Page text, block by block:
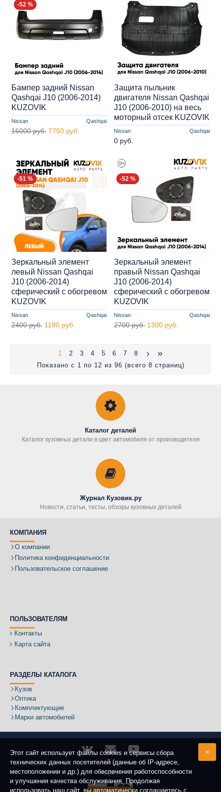
-52 %
Nissan Qashqai
Бампер задний Nissan
Qashqai J10 (2006-2014)
KUZOVIK
16000 руб. 7750 руб. Nissan Qashqai
Защита пыльник
двигателя Nissan Qashqai
J10 (2006-2010) на весь
моторный отсек KUZOVIK
0 руб.
-51 %
Nissan Qashqai
Зеркальный элемент
левый Nissan Qashqai
J10 (2006-2014)
сферический с обогревом
KUZOVIK
2400 руб. 1180 руб.
-52 %
Nissan Qashqai
Зеркальный элемент
правый Nissan Qashqai
J10 (2006-2014)
сферический с обогревом
KUZOVIK
2700 руб. 1300 руб.
1 2 3 4 5 6 7
8
Показано с 1 по 12 из 96 (всего 8 страниц)
Каталог деталей
Каталог кузовных детали в цвет автомобиля от производителя
Журнал Кузовик.ру
Новости, статьи, тесты, обзоры кузовных деталей
КОМПАНИЯ
О компании
Политика конфиденциальности
Пользовательское соглашение
ПОЛЬЗОВАТЕЛЯМ
Контакты
Карта сайта
РАЗДЕЛЫ КАТАЛОГА
Кузов
Оптика
Комплектующие
Марки автомобилей
Адрес:
Этот сайт использует файлы cookies и сервисы сбора
технических данных посетителей (данные об IP-адресе,
местоположении и др.) для обеспечения работоспособности
и улучшения качества обслуживания. Продолжая
использовать наш сайт, вы автоматически соглашаетесь с